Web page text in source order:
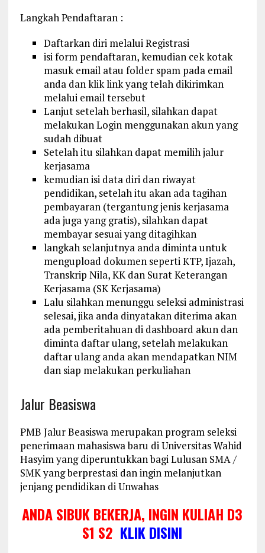
Langkah Pendaftaran :
Daftarkan diri melalui Registrasi
isi form pendaftaran, kemudian cek kotak
masuk email atau folder spam pada email
anda dan klik link yang telah dikirimkan
melalui email tersebut
Lanjut setelah berhasil, silahkan dapat
melakukan Login menggunakan akun yang
sudah dibuat
Setelah itu silahkan dapat memilih jalur
kerjasama
kemudian isi data diri dan riwayat
pendidikan, setelah itu akan ada tagihan
pembayaran (tergantung jenis kerjasama
ada juga yang gratis), silahkan dapat
membayar sesuai yang ditagihkan
langkah selanjutnya anda diminta untuk
mengupload dokumen seperti KTP, Ijazah,
Transkrip Nila, KK dan Surat Keterangan
Kerjasama (SK Kerjasama)
Lalu silahkan menunggu seleksi administrasi
selesai, jika anda dinyatakan diterima akan
ada pemberitahuan di dashboard akun dan
diminta daftar ulang, setelah melakukan
daftar ulang anda akan mendapatkan NIM
dan siap melakukan perkuliahan
Jalur Beasiswa
PMB Jalur Beasiswa merupakan program seleksi
penerimaan mahasiswa baru di Universitas Wahid
Hasyim yang diperuntukkan bagi Lulusan SMA /
SMK yang berprestasi dan ingin melanjutkan
jenjang pendidikan di Unwahas
ANDA SIBUK BEKERJA, INGIN KULIAH D3
S1 S2 KLIK DISINI